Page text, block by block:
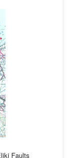
Faults